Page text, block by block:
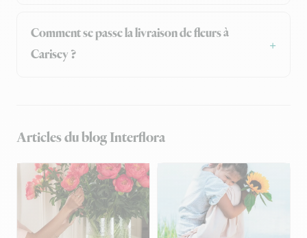
Comment se passe la livraison de fleurs à
Carisey ?
Articles du blog Interflora